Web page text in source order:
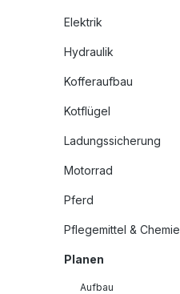
Elektrik
Hydraulik
Kofferaufbau
Kotflügel
Ladungssicherung
Motorrad
Pferd
Pflegemittel & Chemie
Planen
Aufbau